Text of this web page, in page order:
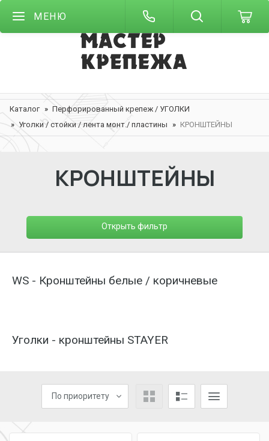
МЕНЮ
Каталог
Перфорированный крепеж / УГОЛКИ
Уголки / стойки / лента монт./ пластины
КРОНШТЕЙНЫ
КРОНШТЕЙНЫ
Открыть фильтр
WS - Кронштейны белые / коричневые
Уголки - кронштейны STAYER
По приоритету